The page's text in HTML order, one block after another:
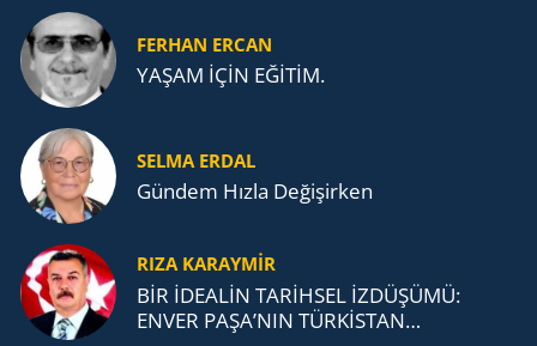
FERHAN ERCAN
YAŞAM İÇİN EĞİTİM.
SELMA ERDAL
Gündem Hızla Değişirken
RIZA KARAYMIR
BİR İDEALİN TARİHSEL İZDÜŞÜMÜ:
ENVER PAŞA’NIN TÜRKİSTAN